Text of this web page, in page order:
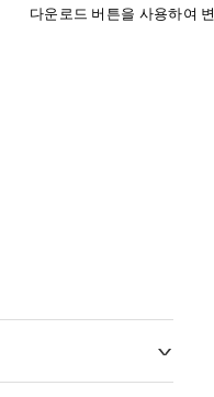
다운로드 버튼을 사용하여